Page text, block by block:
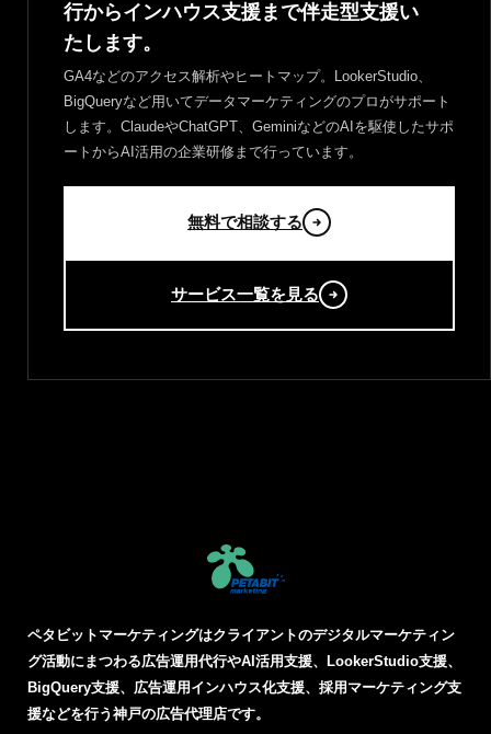
行からインハウス支援まで伴走型支援い
たします。
GA4などのアクセス解析やヒートマップ。LookerStudio、
BigQueryなど用いてデータマーケティングのプロがサポート
します。ClaudeやChatGPT、GeminiなどのAIを駆使したサポ
ートからAI活用の企業研修まで行っています。
無料で相談する
サービス一覧を見る
ペタビットマーケティングはクライアントのデジタルマーケティン
グ活動にまつわる広告運用代行やAI活用支援、LookerStudio支援、
BigQuery支援、広告運用インハウス化支援、採用マーケティング支
援などを行う神戸の広告代理店です。